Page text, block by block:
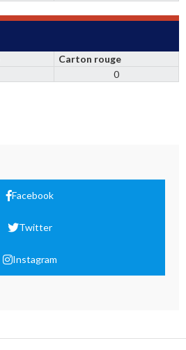
Carton rouge
0
Facebook
Twitter
Instagram